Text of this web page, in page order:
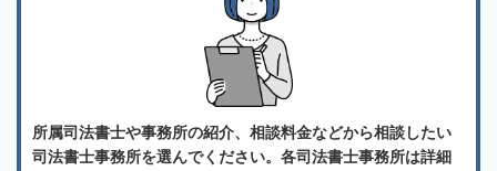
所属司法書士や事務所の紹介、相談料金などから相談したい
司法書士事務所を選んでください。各司法書士事務所は詳細